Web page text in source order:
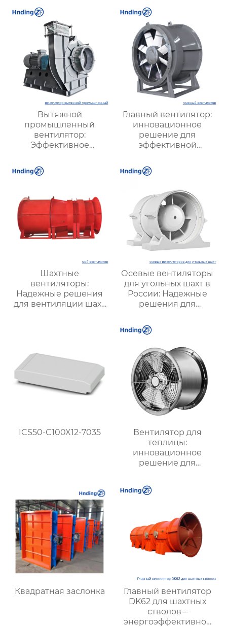
Вытяжной
промышленный
вентилятор:
Эффективное
надежной вентиляции
Главный вентилятор:
инновационное
решение для
эффективной
оптимизации работы
Шахтные
вентиляторы:
Надежные решения
для вентиляции шахт
Осевые вентиляторы
для угольных шахт в
России: Надежные
решения для
вентиляции и
безопасности
ICS50-C100X12-7035
Вентилятор для
теплицы:
инновационное
решение для
микроклимата в
теплицах и
Квадратная заслонка
Главный вентилятор
DK62 для шахтных
стволов –
энергоэффективное